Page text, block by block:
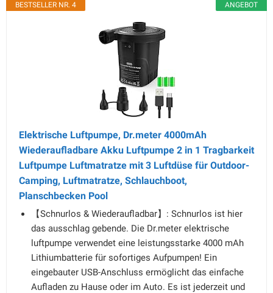
ANGEBOT
BESTSELLER NR. 4
Elektrische Luftpumpe, Dr.meter 4000mAh
Wiederaufladbare Akku Luftpumpe 2 in 1 Tragbarkeit
Luftpumpe Luftmatratze mit 3 Luftdüse für Outdoor-
Camping, Luftmatratze, Schlauchboot,
Planschbecken Pool
【Schnurlos & Wiederaufladbar】: Schnurlos ist hier
das ausschlag gebende. Die Dr.meter elektrische
luftpumpe verwendet eine leistungsstarke 4000 mAh
Lithiumbatterie für sofortiges Aufpumpen! Ein
eingebauter USB-Anschluss ermöglicht das einfache
Aufladen zu Hause oder im Auto. Es ist jederzeit und